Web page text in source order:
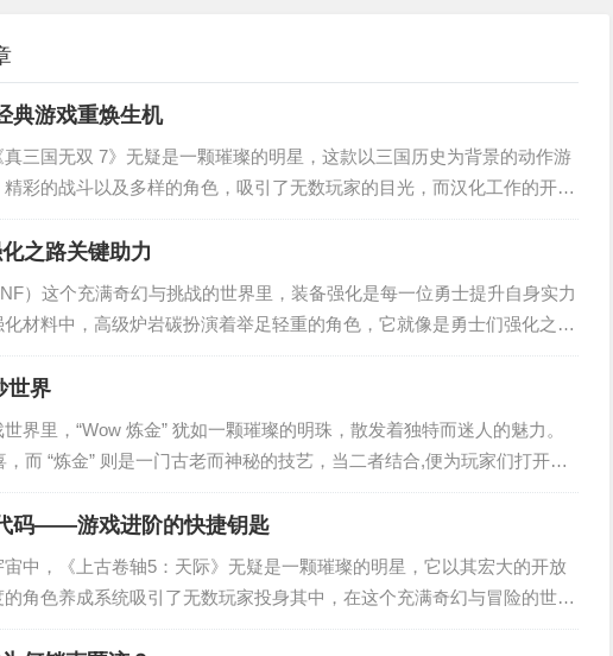
典游戏重焕生机
三国无双 7》无疑是一颗璀璨的明星，这款以三国历史为背景的动作游
彩的战斗以及多样的角色，吸引了无数玩家的目光，而汉化工作的开展
全球范围内,尤其是华语地区焕发出了新的生机与活力。 《真三国无双
三国世界，...
之路关键助力
）这个充满奇幻与挑战的世界里，装备强化是每一位勇士提升自身实力
材料中，高级炉岩碳扮演着举足轻重的角色，它就像是勇士们强化之路
装备的品质与威力提供着不可或缺的支持。 高级炉岩碳与普通炉岩碳
炉岩碳虽然也...
世界
界里，“Wow 炼金” 犹如一颗璀璨的明珠，散发着独特而迷人的魅力。
，而 “炼金” 则是一门古老而神秘的技艺，当二者结合,便为玩家们打开了
域。 “Wow 炼金” 作为游戏中的特色玩法，有着丰富多样的内容，它不
码——游戏进阶的快捷钥匙
中，《上古卷轴5：天际》无疑是一颗璀璨的明星，它以其宏大的开放
角色养成系统吸引了无数玩家投身其中，在这个充满奇幻与冒险的世界
家成长的关键,而技能点代码则为玩家提供了一条快速进阶的捷径。